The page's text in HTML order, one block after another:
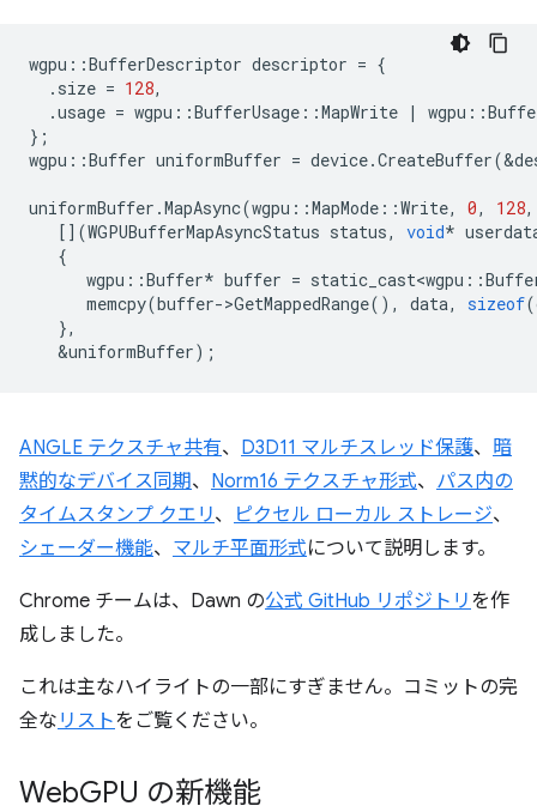
wgpu ::BufferDescriptor descriptor = {
. size = 128,
.usage = wgpu ::BufferUsage ::MapWrite | wgpu ::
};
wgpu ::Buffer uniformBuffer = device.CreateBuffer(&
uniformBuffer .MapAsync(wgpu ::MapMode ::Write, 0, 128,
[](WGPUBufferMapAsyncStatus status, void*
{
wgpu ::Buffer* buffer = static_cast<wgpu ::
memcpy(buffer->GetMappedRange(), data, sizeof(
},
&uniformBuffer);
ANGLE テクスチャ共有、 D3D11 マルチスレッド保護、 暗
黙的なデバイス同期、 Norm16 テクスチャ形式、 パス内の
タイムスタンプ クエリ、 ピクセル ローカル ストレージ、
シェーダー機能、 マルチ平面形式について説明します。
Chrome チームは、Dawn の公式 GitHub リポジトリ を作
成しました。
これは主なハイライトの一部にすぎません。コミットの完
全な リストをご覧ください。
WebGPU の新機能